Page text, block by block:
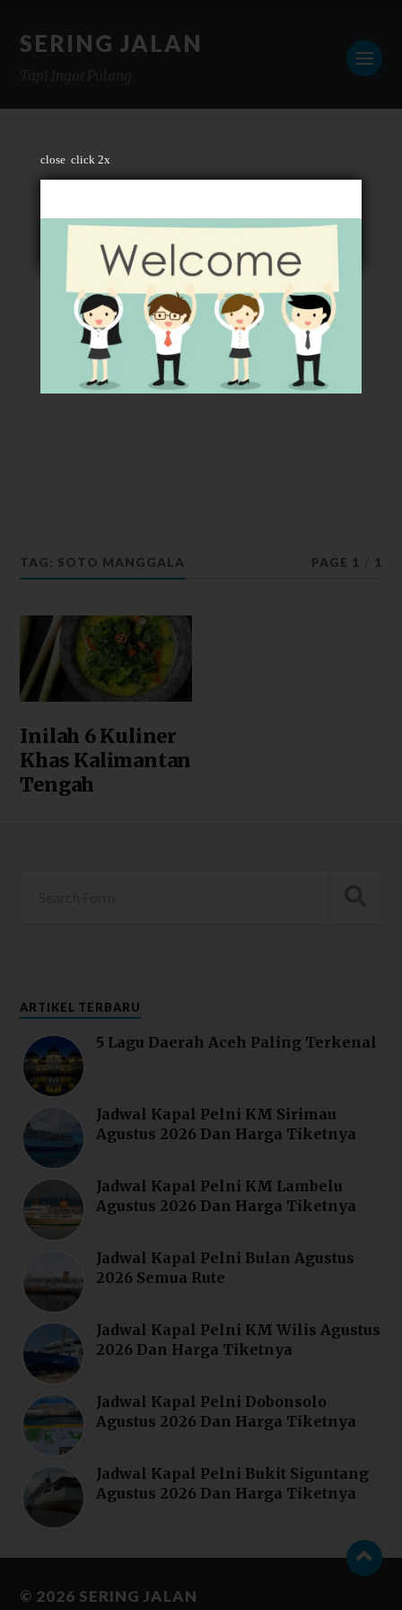
close click 2x
SERING JALAN
TAG: SOTO MANGGALA PAGE 1 1
Inilah 6 Kuliner
Khas Kalimantan
Tengah
ARTIKEL TERBARU
5 Lagu Daerah Aceh Paling Terkenal
Jadwal Kapal Pelni KM Sirimau
Agustus 2026 Dan Harga Tiketnya
Jadwal Kapal Pelni KM Lambelu
Agustus 2026 Dan Harga Tiketnya
Jadwal Kapal Pelni Bulan Agustus
2026 Semua Rute
Jadwal Kapal Pelni KM Wilis Agustus
2026 Dan Harga Tiketnya
Jadwal Kapal Pelni Dobonsolo
Agustus 2026 Dan Harga Tiketnya
Jadwal Kapal Pelni Bukit Siguntang
Agustus 2026 Dan Harga Tiketnya
© 2026 SERING JALAN